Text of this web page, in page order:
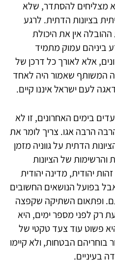
מצליחים להסתדר, שלא
בציונות הדתית. לרגע
אין את היכולת
ביניהם עמוק מתמיד
אלא לאורך כל דרכן של
וה- 21. המכנה המשותף שאמור היה לאחד
לעם ישראל איננו קיים.
בימים האחרונים, זו לא
והרבה הרבה אגו. צריך לומר את
הדתית על גווניה מזמן
והרשימות של הציונות
יהודית, מדינה יהודית
בפועל הנושאים החשובים
ופתאום השתיקה שקפצה
רק לפני מספר ימים, היא
פשוט עוד צעד טקטי של
בוחריהם הבטחות, ולא קיימו
בעיניים.